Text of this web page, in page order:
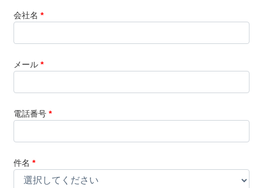
会社名 *
メール *
電話番号 *
件名 *